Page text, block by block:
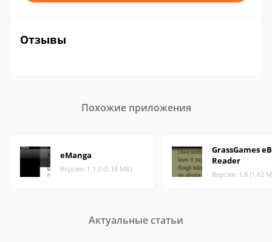
Отзывы
Похожие приложения
eManga
Версия: 1.1.0 (5.19 МБ)
GrassGames
Reader
Версия: 1.8 (1.62
Актуальные статьи